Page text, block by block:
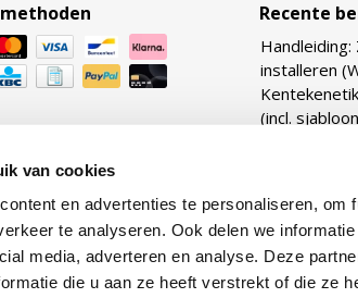
van cookies
en advertenties te personaliseren, om
te analyseren. Ook delen we
media, adverteren en analyse. Deze
die u aan ze heeft verstrekt of die ze
Recente
installeren
(incl.
TTR linten
etiketten?
Lijmtypes
tot